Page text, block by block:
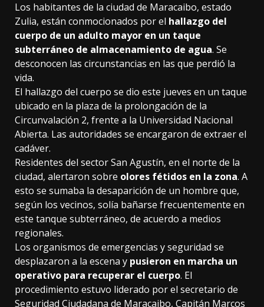
Los habitantes de la ciudad de Maracaibo, estado
Zulia, están conmocionados por el hallazgo del
cuerpo de un adulto mayor en un taque
subterráneo de almacenamiento de agua. Se
desconocen las circunstancias en las que perdió la
vida.
El hallazgo del cuerpo se dio este jueves en un taque
ubicado en la plaza de la prolongación de la
Circunvalación 2, frente a la Universidad Nacional
Abierta. Las autoridades se encargaron de extraer el
cadáver.
Residentes del sector San Agustín, en el norte de la
ciudad, alertaron sobre olores fétidos en la zona. A
esto se sumaba la desaparición de un hombre que,
según los vecinos, solía bañarse frecuentemente en
este tanque subterráneo, de acuerdo a medios
regionales.
Los organismos de emergencias y seguridad se
desplazaron a la escena y pusieron en marcha un
operativo para recuperar el cuerpo. El
procedimiento estuvo liderado por el secretario de
Seguridad Ciudadana de Maracaibo, Capitán Marcos